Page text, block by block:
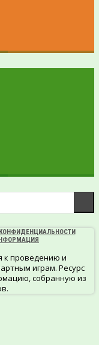
к проведению и
играм. Ресурс
собранную из